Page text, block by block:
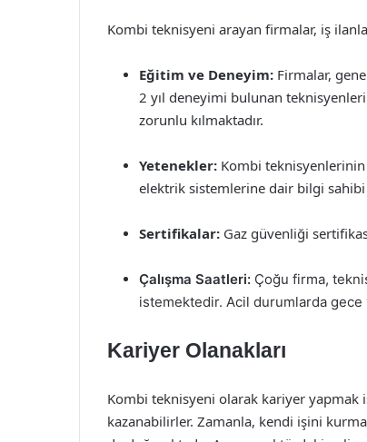
Kombi teknisyeni arayan firmalar, iş
Eğitim ve Deneyim: Firmalar,
2 yıl deneyimi bulunan
zorunlu kılmaktadır.
Yetenekler: Kombi
elektrik sistemlerine dair bilgi
Sertifikalar: Gaz güvenliği
Çalışma Saatleri: Çoğu firma,
istemektedir. Acil durumlarda
Kariyer Olanakları
Kombi teknisyeni olarak kariyer yapmak
kazanabilirler. Zamanla, kendi işini